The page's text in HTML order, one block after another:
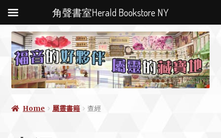
Home 屬靈書籍 查經
角聲書室Herald Bookstore NY